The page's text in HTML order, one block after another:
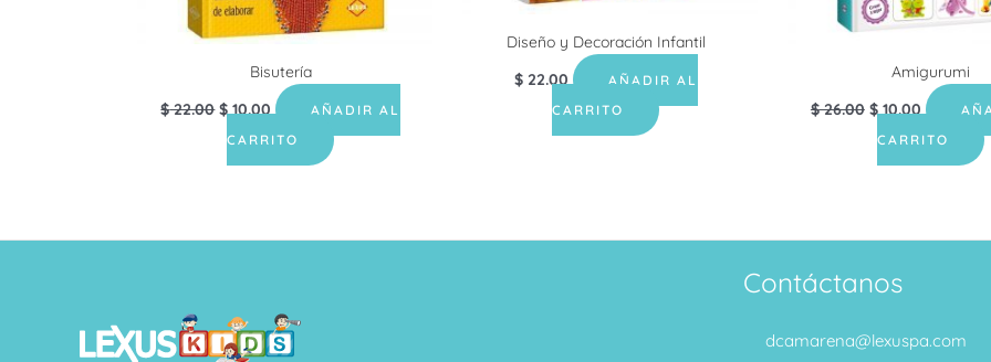
Bisutería
$22.00 $10.00
AÑADIR AL
CARRITO
Diseño y Decoración Infantil
$22.00
AÑADIR AL
CARRITO
Amigurumi
$26.00 $10.00
CARRITO
Contáctanos
dcamarena@lexuspa.com